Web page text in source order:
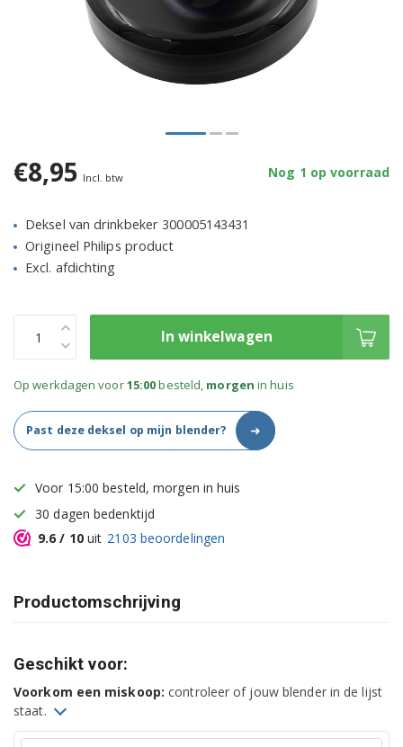
€8,95 Incl. btw Nog 1 op voorraad
Deksel van drinkbeker 300005143431
Origineel Philips product
Excl. afdichting
In winkelwagen
Op werkdagen voor15:00besteld, morgen in huis
Past deze deksel op mijn blender? ➜
Voor 15:00 besteld, morgen in huis
30 dagen bedenktijd
9.6 / 10uit 2103 beoordelingen
Productomschrijving
Geschikt voor:
Voorkom een miskoop: controleer of jouw blender in de lijst
staat.